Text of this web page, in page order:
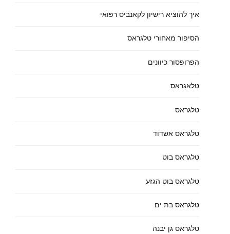
איך להוציא רישיון לקאנביס רפואי
הסיפור מאחורי טלגראס
הפרופסור כיוונים
טלאגראס
טלגראס
טלגראס אשדוד
טלגראס בוט
טלגראס בוט הגזע
טלגראס בת ים
טלגראס גן יבנה